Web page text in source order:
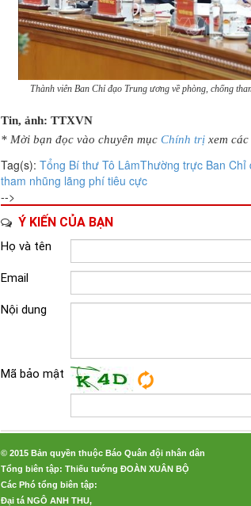
Thành viên Ban Chỉ đạo Trung ương về phòng, chống
Tin, ảnh: TTXVN
* Mời bạn đọc vào chuyên mục Chính trị xem
Tag(s): Tổng Bí thư Tô LâmThường trực Ban Chỉ
tham nhũng lãng phí tiêu cực
-->
Ý KIẾN CỦA BẠN
Họ và tên
Email
Nội dung
Mã bảo mật
© 2015 Bản quyền thuộc Báo Quân đội nhân dân
Tổng biên tập: Thiếu tướng ĐOÀN XUÂN BỘ
Các Phó tổng biên tập:
Đại tá NGÔ ANH THU,